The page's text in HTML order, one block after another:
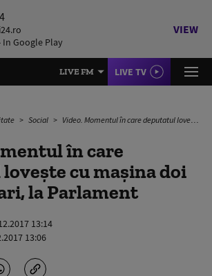
In Google Play
VIEW
LIVE FM LIVE TV
Social Video. Momentul în care deputatul lovește cu mașina doi protestatari, la Parlament
în care
cu mașina doi
la Parlament
13:14
13:06